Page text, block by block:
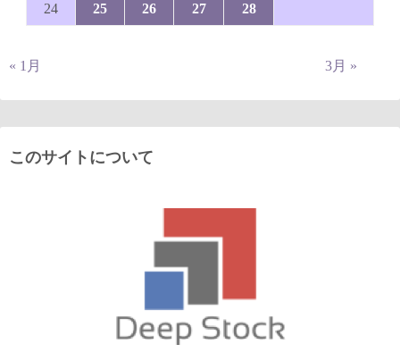
24 25 26 27 28
« 1月 3月 »
このサイトについて